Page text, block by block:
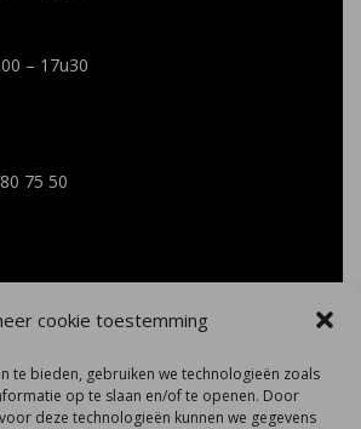
cookie toestemming
te bieden, gebruiken we technologieën zoals
op te slaan en/of te openen. Door
deze technologieën kunnen we gegevens
– 17u30
75 50